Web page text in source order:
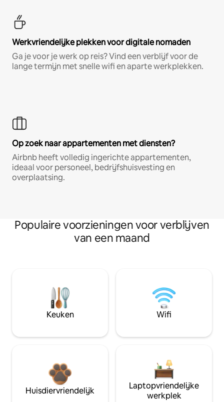
Werkvriendelijke plekken voor digitale nomaden
Ga je voor je werk op reis? Vind een verblijf voor de
lange termijn met snelle wifi en aparte werkplekken.
Op zoek naar appartementen met diensten?
Airbnb heeft volledig ingerichte appartementen,
ideaal voor personeel, bedrijfshuisvesting en
overplaatsing.
Populaire voorzieningen voor verblijven
van een maand
Keuken Wifi
Huisdiervriendelijk
Laptopvriendelijke
werkplek